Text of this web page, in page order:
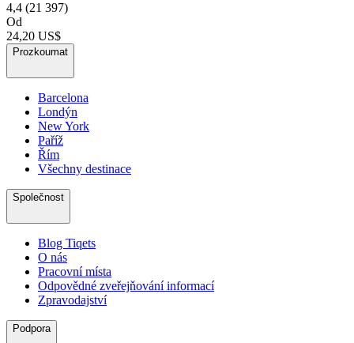
4,4 (21 397)
Od
24,20 US$
Prozkoumat
Barcelona
Londýn
New York
Paříž
Řím
Všechny destinace
Společnost
Blog Tiqets
O nás
Pracovní místa
Odpovědné zveřejňování informací
Zpravodajství
Podpora